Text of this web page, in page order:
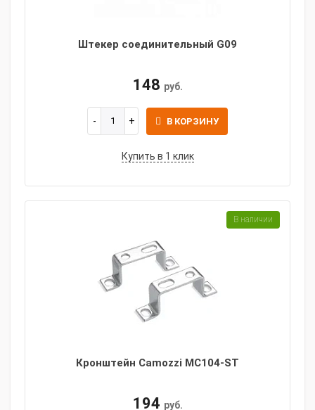
Штекер соединительный G09
148 руб.
В КОРЗИНУ
Купить в 1 клик
Кронштейн Camozzi MC104-ST
194 руб.
В наличии